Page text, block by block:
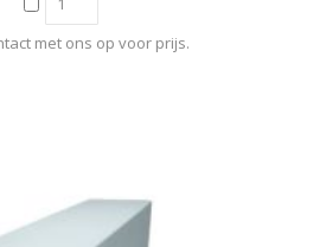
met ons op voor prijs.